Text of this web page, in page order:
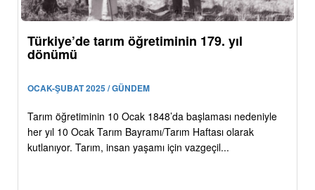
Türkiye’de tarım öğretiminin 179. yıl
dönümü
OCAK-ŞUBAT 2025 / GÜNDEM
Tarım öğretiminin 10 Ocak 1848’da başlaması nedeniyle
her yıl 10 Ocak Tarım Bayramı/Tarım Haftası olarak
kutlanıyor. Tarım, insan yaşamı için vazgeçil...